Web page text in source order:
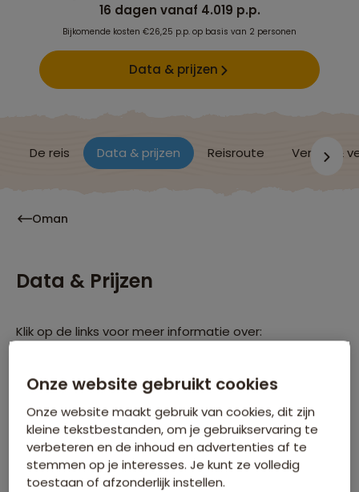
16 dagen vanaf 4.019 p.p.
Bijkomende kosten €26,25 p.p. op basis van 2 personen
Data & prijzen
De reis Data & prijzen Reisroute Verblijf &
Oman
Data & Prijzen
Klik op de links voor meer informatie over:
Bijkomende kosten
WINTERVOORDEEL
Onze website gebruikt cookies
Onze website maakt gebruik van cookies, dit zijn
kleine tekstbestanden, om je gebruikservaring te
verbeteren en de inhoud en advertenties af te
stemmen op je interesses. Je kunt ze volledig
toestaan of afzonderlijk instellen.